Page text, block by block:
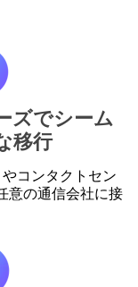
ズでシーム
移行
コンタクトセン
意の通信会社に接